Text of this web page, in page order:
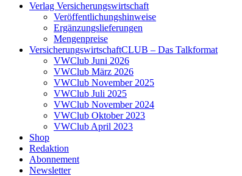
Verlag Versicherungswirtschaft
Veröffentlichungshinweise
Ergänzungslieferungen
Mengenpreise
VersicherungswirtschaftCLUB – Das Talkformat
VWClub Juni 2026
VWClub März 2026
VWClub November 2025
VWClub Juli 2025
VWClub November 2024
VWClub Oktober 2023
VWClub April 2023
Shop
Redaktion
Abonnement
Newsletter